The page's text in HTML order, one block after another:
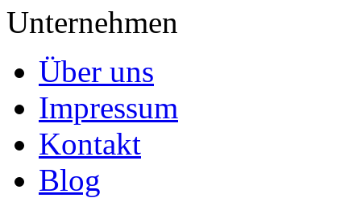
Unternehmen
Über uns
Impressum
Kontakt
Blog